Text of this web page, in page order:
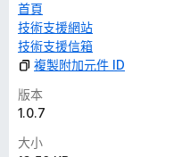
首頁
技術支援網站
技術支援信箱
複製附加元件 ID
版本
1.0.7
大小